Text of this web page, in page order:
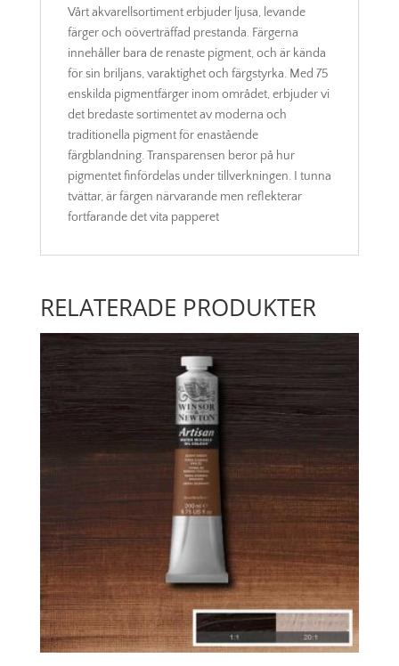
Vårt akvarellsortiment erbjuder ljusa, levande
färger och oöverträffad prestanda. Färgerna
innehåller bara de renaste pigment, och är kända
för sin briljans, varaktighet och färgstyrka. Med 75
enskilda pigmentfärger inom området, erbjuder vi
det bredaste sortimentet av moderna och
traditionella pigment för enastående
färgblandning. Transparensen beror på hur
pigmentet finfördelas under tillverkningen. I tunna
tvättar, är färgen närvarande men reflekterar
fortfarande det vita papperet
RELATERADE PRODUKTER